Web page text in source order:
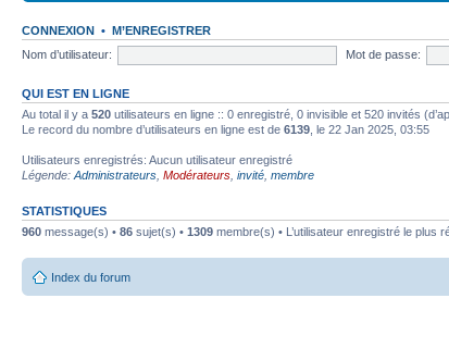
CONNEXION • M’ENREGISTRER
Nom d’utilisateur:
Mot de passe:
QUI EST EN LIGNE
Au total il y a 520 utilisateurs en ligne :: 0 enregistré, 0 invisible et 520 invités
Le record du nombre d’utilisateurs en ligne est de 6139 , le 22 Jan 2025, 03:55
Utilisateurs enregistrés: Aucun utilisateur enregistré
Légende: Administrateurs Modérateurs invité membre
STATISTIQUES
960 message(s) • 86 sujet(s) • 1309 membre(s) • L’utilisateur enregistré le plus
Index du forum